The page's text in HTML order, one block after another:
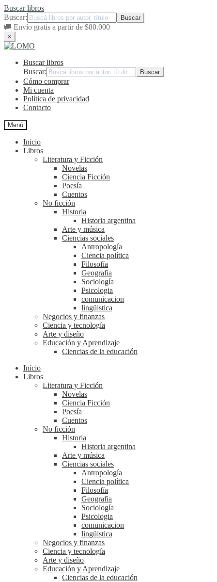
Buscar libros
Buscar:
🚚 Envío gratis a partir de $80.000
×
Ir
navegación
Ir
contenidoBuscar libros
Buscar:
Cómo comprar
Mi cuenta
Política de privacidad
Contacto
Menú
Inicio
Libros
Literatura y Ficción
Novelas
Ciencia Ficción
Poesía
Cuentos
No ficción
Historia
Historia argentina
Arte y música
Ciencias sociales
Antropología
Ciencia política
Filosofía
Geografía
Sociología
Psicologia
comunicacion
lingüistica
Negocios y finanzas
Ciencia y tecnología
Arte y diseño
Educación y Aprendizaje
Ciencias de la educación
Inicio
Libros
Literatura y Ficción
Novelas
Ciencia Ficción
Poesía
Cuentos
No ficción
Historia
Historia argentina
Arte y música
Ciencias sociales
Antropología
Ciencia política
Filosofía
Geografía
Sociología
Psicologia
comunicacion
lingüistica
Negocios y finanzas
Ciencia y tecnología
Arte y diseño
Educación y Aprendizaje
Ciencias de la educación